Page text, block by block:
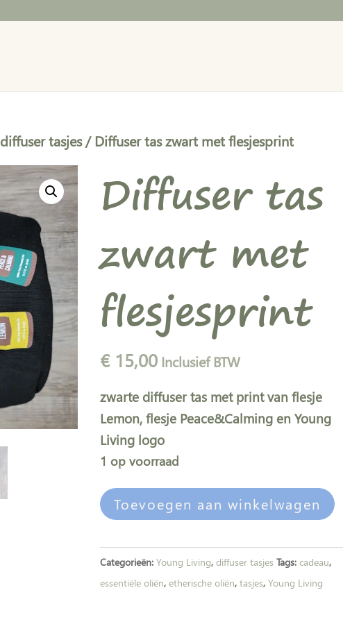
diffuser tasjes/ Diffuser tas zwart met flesjesprint
Diffuser tas
zwart met
flesjesprint
€ 15,00 Inclusief BTW
zwarte diffuser tas met print van flesje
Lemon, flesje Peace&Calming en Young
Living logo
1 op voorraad
Diffuser
tas
met
flesjesprint
Toevoegen aan winkelwagen
Categorieën:Young Living,diffuser tasjes Tags:cadeau,
essentiële oliën,etherische oliën,tasjes,Young Living